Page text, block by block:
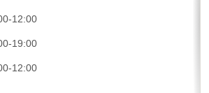
12:00
19:00
12:00